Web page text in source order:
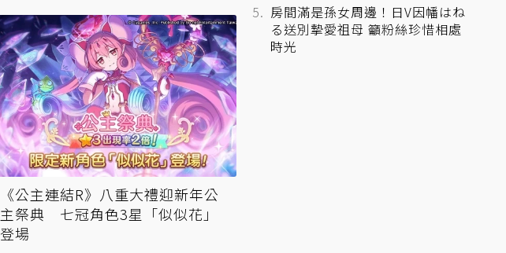
《公主連結R》八重大禮迎新年公
主祭典 七冠角色3星「似似花」
登場
房間滿是孫女周邊！日V因幡はね
る送別摯愛祖母 籲粉絲珍惜相處
時光